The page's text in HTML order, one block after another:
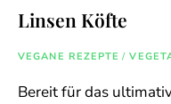
Linsen Köfte
VEGANE REZEPTE /
Bereit für das